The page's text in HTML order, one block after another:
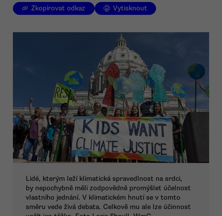
Zkopírovat odkaz Vytisknout
Lidé, kterým leží klimatická spravedlnost na srdci,
by nepochybně měli zodpovědně promýšlet účelnost
vlastního jednání. V klimatickém hnutí se v tomto
směru vede živá debata. Celkově mu ale lze účinnost